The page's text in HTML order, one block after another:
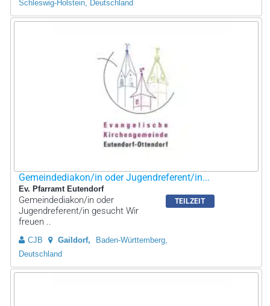
Schleswig-Holstein, Deutschland
Gemeindediakon/in oder Jugendreferent/in...
Ev. Pfarramt Eutendorf
TEILZEIT
Gemeindediakon/in oder
Jugendreferent/in gesucht Wir
freuen ..
CJB Gaildorf
Baden-Württemberg,
Deutschland